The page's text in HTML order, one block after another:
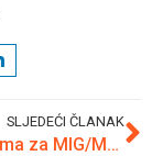
SLJEDEĆI ČLANAK
Nužna oprema za MIG/MAG CO2 aparate za varenje